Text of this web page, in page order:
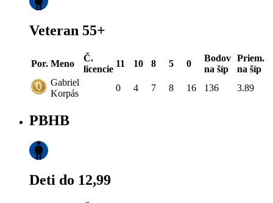
Veteran 55+
Por. Meno
Č.
licencie
11 10 8 5 0
Bodov
na šíp
Priem.
na šíp
Gabriel
Korpás
0 4 7 8 16 136 3.89
PBHB
Deti do 12,99